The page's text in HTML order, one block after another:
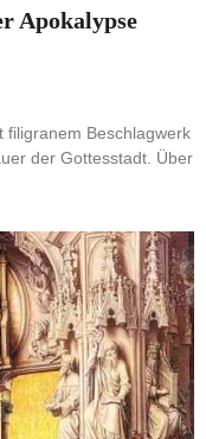
Apokalypse
filigranem Beschlagwerk
der Gottesstadt. Über